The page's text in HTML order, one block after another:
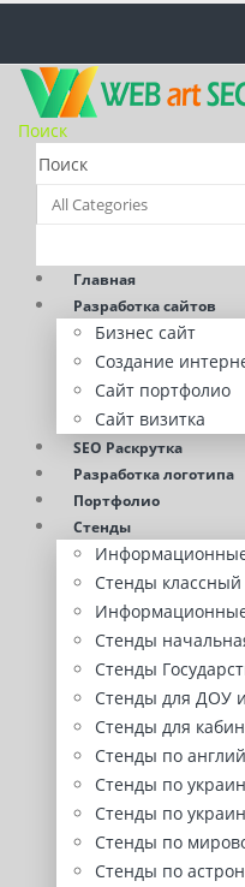
Поиск
Главная
Разработка сайтов
Бизнес сайт
Создание
Сайт портфолио
Сайт визитка
SEO Раскрутка
Разработка логотипа
Портфолио
Стенды
Стенды классный
Стенды
Стенды
Стенды для ДОУ
Стенды для
Стенды по
Стенды по
Стенды по
Стенды по
Стенды по